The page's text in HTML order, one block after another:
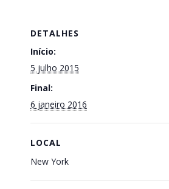
DETALHES
Início:
5 julho 2015
Final:
6 janeiro 2016
LOCAL
New York